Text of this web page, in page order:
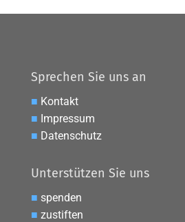
Sprechen Sie uns an
■ Kontakt
■ Impressum
■ Datenschutz
Unterstützen Sie uns
■ spenden
■ zustiften